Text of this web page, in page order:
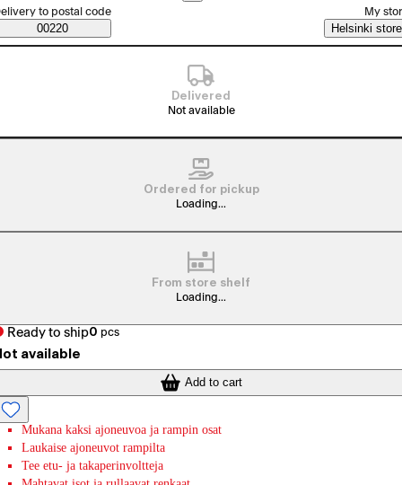
Saatavuustiedot
order method
to postal code
00220
My
Helsinki store
Delivered
Not available
Ordered for pickup
Loading...
From store shelf
Loading...
Ready to ship0 pcs
available
Add to cart
Mukana kaksi ajoneuvoa ja rampin osat
Laukaise ajoneuvot rampilta
Tee etu- ja takaperinvoltteja